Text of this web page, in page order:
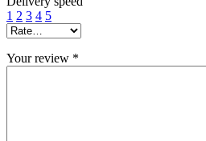
1 2 3 4 5
Your review *